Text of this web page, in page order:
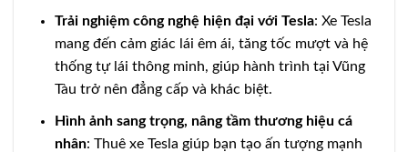
Trải nghiệm công nghệ hiện đại với Tesla: Xe Tesla
mang đến cảm giác lái êm ái, tăng tốc mượt và hệ
thống tự lái thông minh, giúp hành trình tại Vũng
Tàu trở nên đẳng cấp và khác biệt.
Hình ảnh sang trọng, nâng tầm thương hiệu cá
nhân: Thuê xe Tesla giúp bạn tạo ấn tượng mạnh